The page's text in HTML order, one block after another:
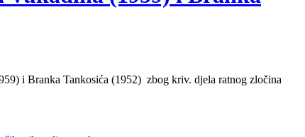
i Branka Tankosića (1952) zbog kriv. djela ratnog zločina